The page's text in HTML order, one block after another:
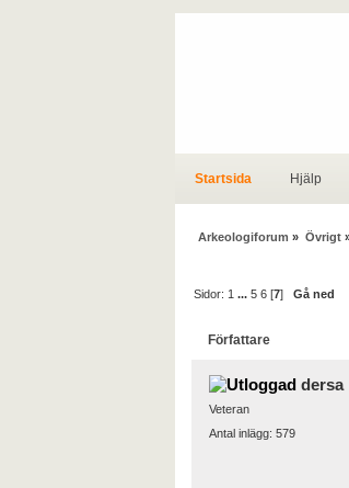
Startsida Hjälp
Arkeologiforum » Övrigt
Sidor: 1 ...5 6 [7]Gå ned
Författare
dersa
Veteran
Antal inlägg: 579